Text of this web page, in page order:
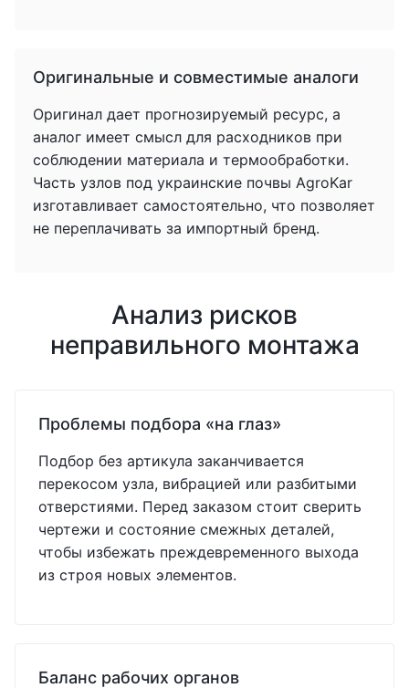
Оригинальные и совместимые аналоги
Оригинал дает прогнозируемый ресурс, а
аналог имеет смысл для расходников при
соблюдении материала и термообработки.
Часть узлов под украинские почвы AgroKar
изготавливает самостоятельно, что позволяет
не переплачивать за импортный бренд.
Анализ рисков
неправильного монтажа
Проблемы подбора «на глаз»
Подбор без артикула заканчивается
перекосом узла, вибрацией или разбитыми
отверстиями. Перед заказом стоит сверить
чертежи и состояние смежных деталей,
чтобы избежать преждевременного выхода
из строя новых элементов.
Баланс рабочих органов